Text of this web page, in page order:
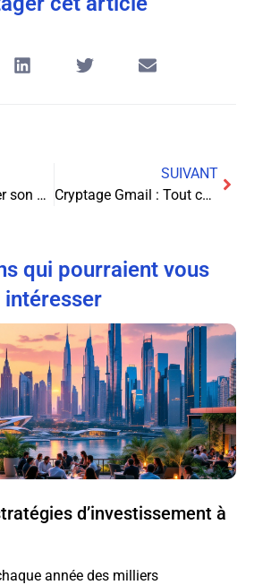
Comment protéger son entreprise ?
SUIVANT
Cryptage Gmail : Tout ce que vous devez savoir
qui pourraient vous
intéresser
d’investissement à
année des milliers